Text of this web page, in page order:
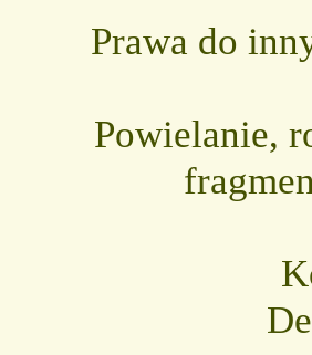
Prawa do
Powielanie,